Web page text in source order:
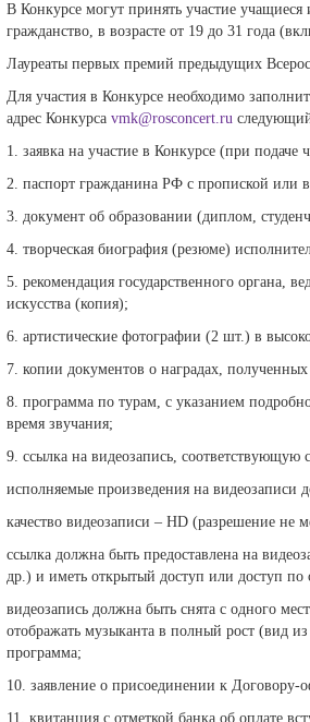
В Конкурсе могут принять участие
гражданство, в возрасте от 19 до 31 года
Лауреаты первых премий предыдущих
Для участия в Конкурсе необходимо
адрес Конкурса vmk@rosconcert.ru
1. заявка на участие в Конкурсе (при
2. паспорт гражданина РФ с пропиской или
3. документ об образовании (диплом,
4. творческая биография (резюме)
5. рекомендация государственного органа,
искусства (копия);
6. артистические фотографии (2 шт.) в
7. копии документов о наградах,
8. программа по турам, с указанием
время звучания;
9. ссылка на видеозапись,
исполняемые произведения на видеозаписи
качество видеозаписи – HD (разрешение не
ссылка должна быть предоставлена на
др.) и иметь открытый доступ или доступ по
видеозапись должна быть снята с одного
отображать музыканта в полный рост (вид
программа;
10. заявление о присоединении к
11. квитанция с отметкой банка об оплате